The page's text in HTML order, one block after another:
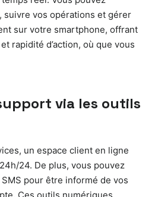
vos opérations et gérer
sur votre smartphone, offrant
rapidité d’action, où que vous
via les outils
un espace client en ligne
24. De plus, vous pouvez
pour être informé de vos